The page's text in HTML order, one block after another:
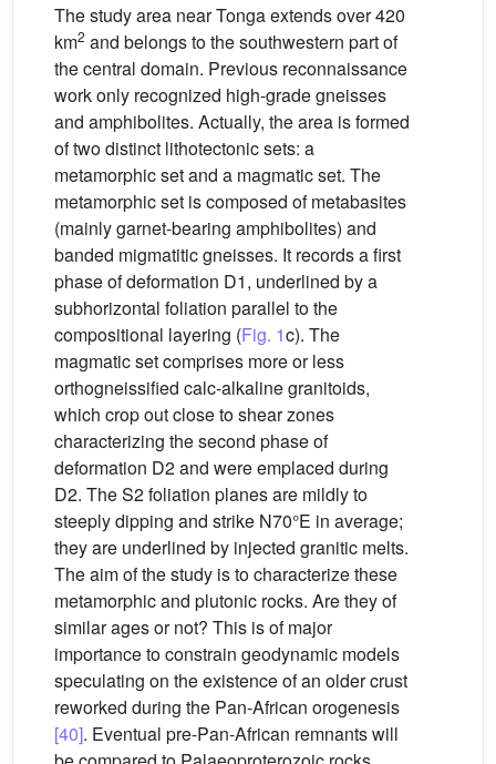
The study area near Tonga extends over 420
km2 and belongs to the southwestern part of
the central domain. Previous reconnaissance
work only recognized high-grade gneisses
and amphibolites. Actually, the area is formed
of two distinct lithotectonic sets: a
metamorphic set and a magmatic set. The
metamorphic set is composed of metabasites
(mainly garnet-bearing amphibolites) and
banded migmatitic gneisses. It records a first
phase of deformation D1, underlined by a
subhorizontal foliation parallel to the
compositional layering (Fig. 1c). The
magmatic set comprises more or less
orthogneissified calc-alkaline granitoids,
which crop out close to shear zones
characterizing the second phase of
deformation D2 and were emplaced during
D2. The S2 foliation planes are mildly to
steeply dipping and strike N70°E in average;
they are underlined by injected granitic melts.
The aim of the study is to characterize these
metamorphic and plutonic rocks. Are they of
similar ages or not? This is of major
importance to constrain geodynamic models
speculating on the existence of an older crust
reworked during the Pan-African orogenesis
[40]. Eventual pre-Pan-African remnants will